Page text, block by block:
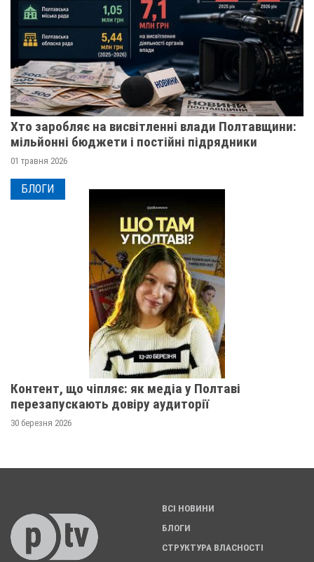
Хто заробляє на висвітленні влади Полтавщини:
мільйонні бюджети і постійні підрядники
01 травня 2026
БЛОГИ
Контент, що чіпляє: як медіа у Полтаві
перезапускають довіру аудиторії
30 березня 2026
ВСІ НОВИНИ
БЛОГИ
СТРУКТУРА ВЛАСНОСТІ